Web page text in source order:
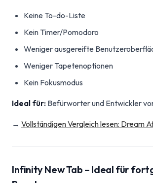
Keine To-do-Liste
Kein Timer/Pomodoro
Weniger ausgereifte
Weniger Tapetenoptionen
Kein Fokusmodus
Ideal für: Befürworter und Entwickler
→ Vollständigen Vergleich lesen: Dream
Infinity New Tab – Ideal für